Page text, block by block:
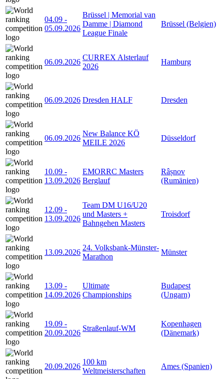
04.09 -
05.09.2026
Brüssel | Memorial van
Damme | Diamond
League Finale
Brüssel (Belgien)
06.09.2026
CURREX Alsterlauf
2026
Hamburg
06.09.2026 Dresden HALF Dresden
06.09.2026
New Balance KÖ
MEILE 2026
Düsseldorf
10.09 -
13.09.2026
EMORRC Masters
Berglauf
Râșnov
(Rumänien)
12.09 -
13.09.2026
Team DM U16/U20
und Masters +
Bahngehen Masters
Troisdorf
13.09.2026
24. Volksbank-Münster-
Marathon
Münster
13.09 -
14.09.2026
Ultimate
Championships
Budapest
(Ungarn)
19.09 -
20.09.2026
Straßenlauf-WM
Kopenhagen
(Dänemark)
20.09.2026
100 km
Weltmeisterschaften
Ames (Spanien)